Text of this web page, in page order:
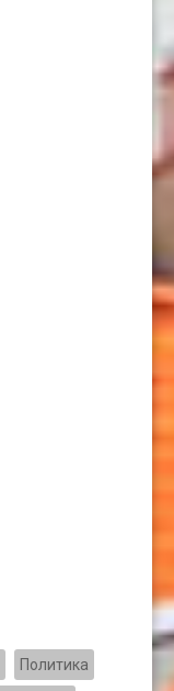
Политика